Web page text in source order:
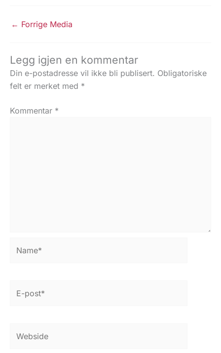
← Forrige Media
Legg igjen en kommentar
Din e-postadresse vil ikke bli publisert. Obligatoriske
felt er merket med *
Kommentar *
post*